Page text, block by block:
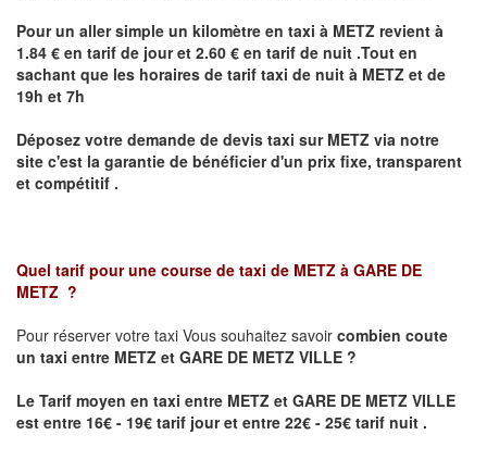
Pour un aller simple un kilomètre en taxi à METZ revient à
1.84 € en tarif de jour et 2.60 € en tarif de nuit .Tout en
sachant que les horaires de tarif taxi de nuit à METZ et de
19h et 7h
Déposez votre demande de devis taxi sur METZ via notre
site c'est la garantie de bénéficier d'un prix fixe, transparent
et compétitif .
Quel tarif pour une course de taxi de METZ à GARE DE
METZ ?
Pour réserver votre taxi Vous souhaitez savoir combien coute
un taxi entre METZ et GARE DE METZ VILLE ?
Le Tarif moyen en taxi entre METZ et GARE DE METZ VILLE
est entre 16€ - 19€ tarif jour et entre 22€ - 25€ tarif nuit .